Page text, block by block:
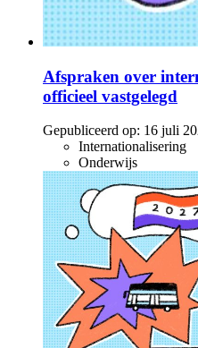
Afspraken over
officieel vastgelegd
Gepubliceerd op: 16 juli
Internationalisering
Onderwijs